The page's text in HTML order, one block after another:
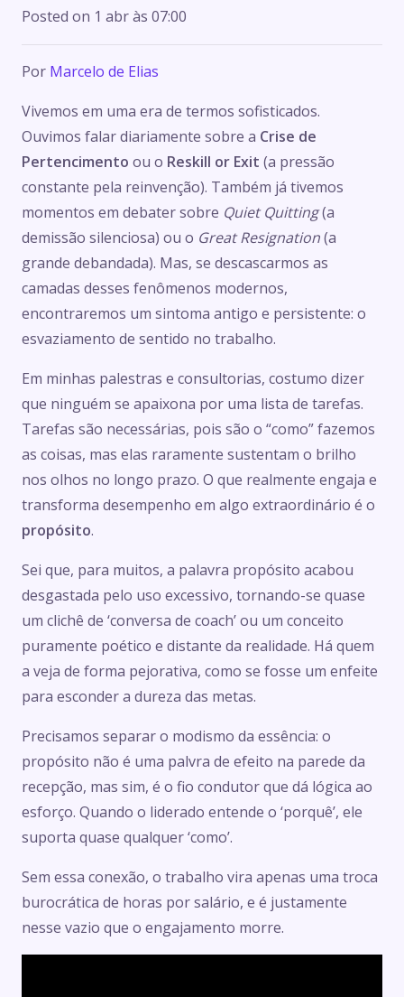
Posted on 1 abr às 07:00
Por Marcelo de Elias
Vivemos em uma era de termos sofisticados.
Ouvimos falar diariamente sobre a Crise de
Pertencimento ou o Reskill or Exit (a pressão
constante pela reinvenção). Também já tivemos
momentos em debater sobre Quiet Quitting(a
demissão silenciosa) ou o Great Resignation(a
grande debandada). Mas, se descascarmos as
camadas desses fenômenos modernos,
encontraremos um sintoma antigo e persistente: o
esvaziamento de sentido no trabalho.
Em minhas palestras e consultorias, costumo dizer
que ninguém se apaixona por uma lista de tarefas.
Tarefas são necessárias, pois são o “como” fazemos
as coisas, mas elas raramente sustentam o brilho
nos olhos no longo prazo. O que realmente engaja e
transforma desempenho em algo extraordinário é o
propósito.
Sei que, para muitos, a palavra propósito acabou
desgastada pelo uso excessivo, tornando-se quase
um clichê de ‘conversa de coach’ ou um conceito
puramente poético e distante da realidade. Há quem
a veja de forma pejorativa, como se fosse um enfeite
para esconder a dureza das metas.
Precisamos separar o modismo da essência: o
propósito não é uma palvra de efeito na parede da
recepção, mas sim, é o fio condutor que dá lógica ao
esforço. Quando o liderado entende o ‘porquê’, ele
suporta quase qualquer ‘como’.
Sem essa conexão, o trabalho vira apenas uma troca
burocrática de horas por salário, e é justamente
nesse vazio que o engajamento morre.